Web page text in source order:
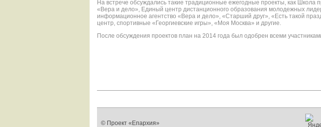
На встрече обсуждались такие традиционные ежегодные проекты, как Школа
«Вера и дело», Единый центр дистанционного образования молодежных
информационное агентство «Вера и дело», «Старший друг», «Есть такой
центр, спортивные «Георгиевские игры», «Моя Москва» и другие.
После обсуждения проектов план на 2014 года был одобрен всеми
© Проект «Епархия»